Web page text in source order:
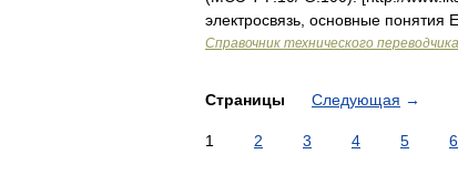
электросвязь, основные понятия
Справочник технического переводчика
Страницы Следующая →
1 2 3 4 5 6